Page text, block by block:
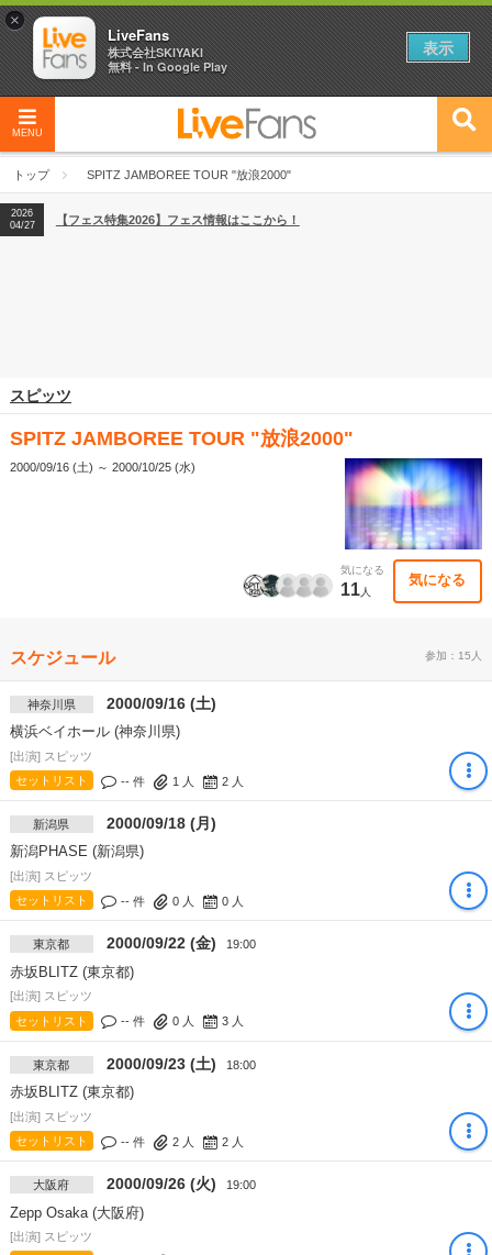
MENU
トップ SPITZ JAMBOREE TOUR "放浪2000"
2026
04/27
2026
【ライブ動員ランキング】2026年上半期編発表！
2026
04/27
【フェス特集2026】フェス情報はここから！
スピッツ
SPITZ JAMBOREE TOUR "放浪2000"
2000/09/16 (土) ～ 2000/10/25 (水)
気になる
11人
気になる
スケジュール 参加：15人
神奈川県 2000/09/16 (土)
横浜ベイホール (神奈川県)
[出演] スピッツ
セットリスト
-- 件 1 人 2人
新潟県 2000/09/18 (月)
新潟PHASE (新潟県)
[出演] スピッツ
セットリスト
-- 件 0人 0人
東京都 2000/09/22 (金) 19:00
赤坂BLITZ (東京都)
[出演] スピッツ
セットリスト
-- 件 0人 3人
東京都 2000/09/23 (土) 18:00
赤坂BLITZ (東京都)
[出演] スピッツ
セットリスト
-- 件 2人 2人
大阪府 2000/09/26 (火) 19:00
Zepp Osaka (大阪府)
[出演] スピッツ
×
LiveFans
株式会社SKIYAKI
無料 - In Google Play
表示